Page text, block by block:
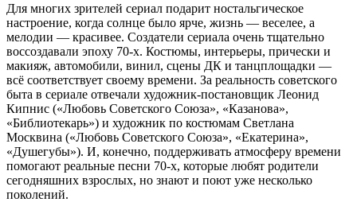
Для многих зрителей сериал подарит ностальгическое
настроение, когда солнце было ярче, жизнь — веселее, а
мелодии — красивее. Создатели сериала очень тщательно
воссоздавали эпоху 70-х. Костюмы, интерьеры, прически и
макияж, автомобили, винил, сцены ДК и танцплощадки —
всё соответствует своему времени. За реальность советского
быта в сериале отвечали художник-постановщик Леонид
Кипнис («Любовь Советского Союза», «Казанова»,
«Библиотекарь») и художник по костюмам Светлана
Москвина («Любовь Советского Союза», «Екатерина»,
«Душегубы»). И, конечно, поддерживать атмосферу времени
помогают реальные песни 70-х, которые любят родители
сегодняшних взрослых, но знают и поют уже несколько
поколений.